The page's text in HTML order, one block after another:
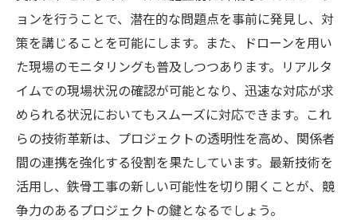
ョンを行うことで、潜在的な問題点を事前に発見し、対
策を講じることを可能にします。また、ドローンを用い
た現場のモニタリングも普及しつつあります。リアルタ
イムでの現場状況の確認が可能となり、迅速な対応が求
められる状況においてもスムーズに対応できます。これ
らの技術革新は、プロジェクトの透明性を高め、関係者
間の連携を強化する役割を果たしています。最新技術を
活用し、鉄骨工事の新しい可能性を切り開くことが、競
争力のあるプロジェクトの鍵となるでしょう。